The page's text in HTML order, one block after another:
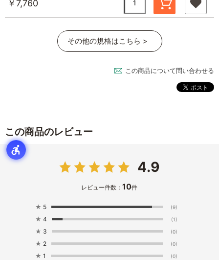
￥7,760
その他の規格はこちら >
この商品について問い合わせる
この商品のレビュー
4.9
レビュー件数：10件
★ 5 (9)
★ 4 (1)
★ 3 (0)
★ 2 (0)
★ 1 (0)